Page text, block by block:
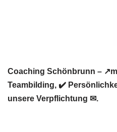
Coaching Schönbrunn –
Teambilding, ✔️
unsere Verpflichtung ✉.